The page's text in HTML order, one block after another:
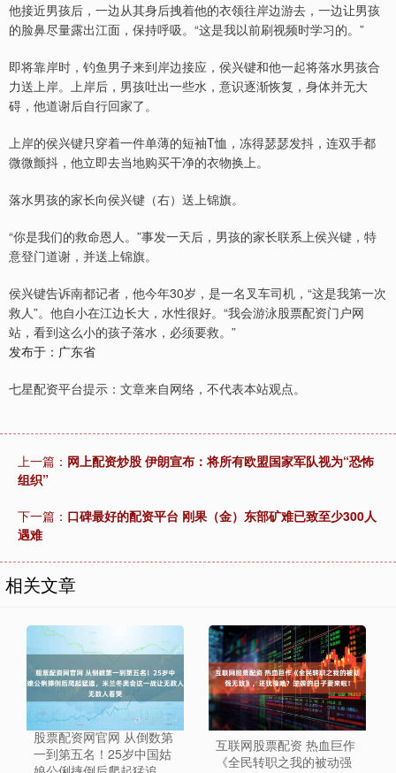
他接近男孩后，一边从其身后拽着他的衣领往岸边游去，一边让男孩
的脸鼻尽量露出江面，保持呼吸。“这是我以前刷视频时学习的。”
即将靠岸时，钓鱼男子来到岸边接应，侯兴键和他一起将落水男孩合
力送上岸。上岸后，男孩吐出一些水，意识逐渐恢复，身体并无大
碍，他道谢后自行回家了。
上岸的侯兴键只穿着一件单薄的短袖T恤，冻得瑟瑟发抖，连双手都
微微颤抖，他立即去当地购买干净的衣物换上。
落水男孩的家长向侯兴键（右）送上锦旗。
“你是我们的救命恩人。”事发一天后，男孩的家长联系上侯兴键，特
意登门道谢，并送上锦旗。
侯兴键告诉南都记者，他今年30岁，是一名叉车司机，“这是我第一次
救人”。他自小在江边长大，水性很好。“我会游泳股票配资门户网
站，看到这么小的孩子落水，必须要救。”
发布于：广东省
七星配资平台提示：文章来自网络，不代表本站观点。
上一篇： 网上配资炒股 伊朗宣布：将所有欧盟国家军队视为“恐怖
组织”
下一篇： 口碑最好的配资平台 刚果（金）东部矿难已致至少300人
遇难
相关文章
股票配资网官网 从倒数第
一到第五名！25岁中国姑
互联网股票配资 热血巨作
《全民转职之我的被动强